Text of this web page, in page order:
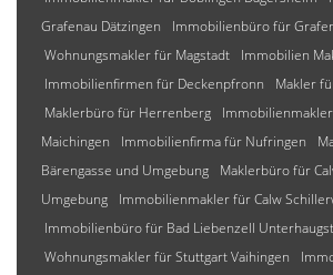
Grafenau Dätzingen
Immobilienbüro für
Wohnungsmakler für Magstadt
Immobilien
Immobilienfirmen für Deckenpfronn
Makler
Maklerbüro für Herrenberg
Maichingen
Immobilienfirma für Nufringen
Bärengasse und Umgebung
Maklerbüro für
Umgebung
Immobilienmakler für Calw
Immobilienbüro für Bad Liebenzell
Wohnungsmakler für Stuttgart Vaihingen